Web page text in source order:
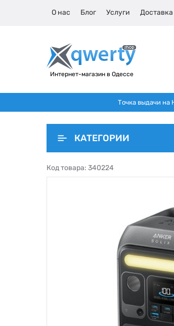
О нас Блог Услуги Доставка
Интернет-магазин в Одессе
Точка выдачи на
КАТЕГОРИИ
Код товара: 340224